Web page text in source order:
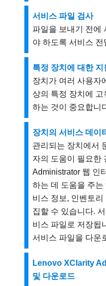
서비스 파일 검사
파일을 보내기 전에
야 하도록 서비스
특정 장치에 대한 지
장치가 여러 사용자
상의 특정 장치에
하는 것이 중요합니
장치의 서비스 데이
관리되는 장치에서
자의 도움이 필요한
Administrator 웹 인
하는 데 도움을 주는
비스 정보, 인벤토
집할 수 있습니다.
비스 파일로 저장됩
서비스 파일을 다운
Lenovo XClarity
및 다운로드